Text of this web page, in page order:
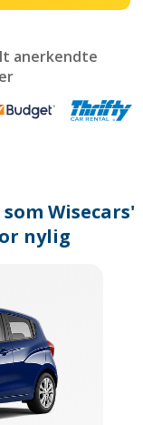
anerkendte
Wisecars'
nylig